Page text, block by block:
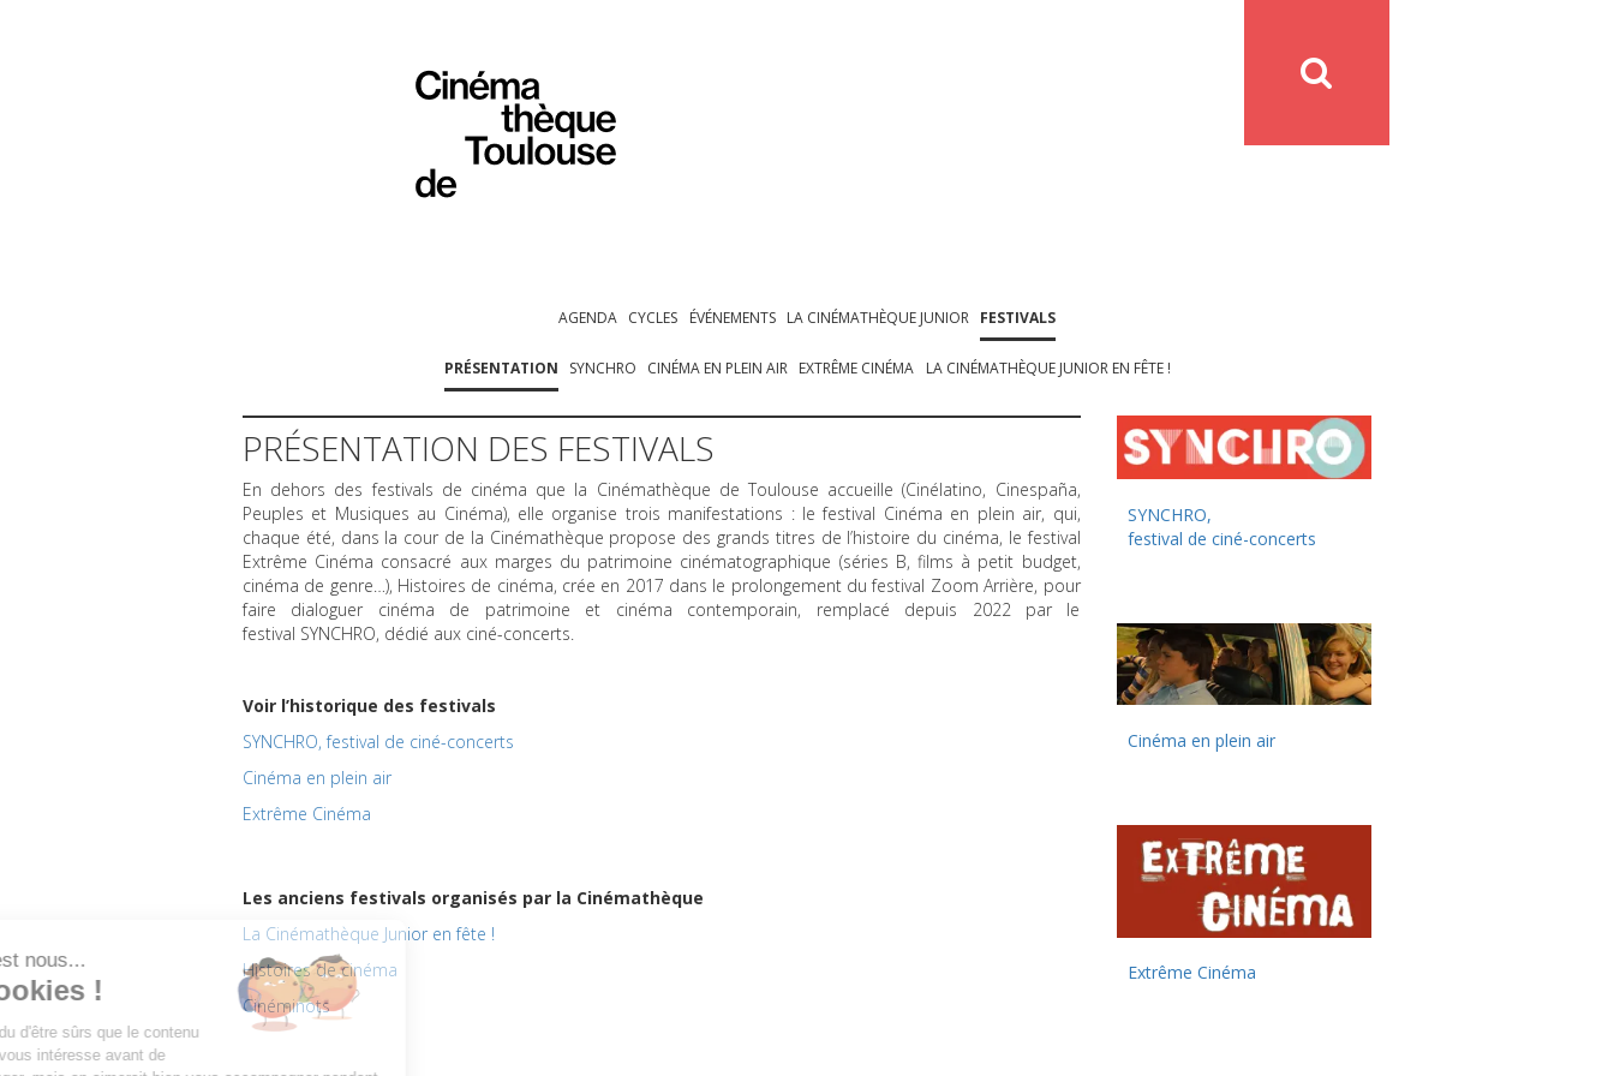
AGENDA CYCLES ÉVÉNEMENTS LA CINÉMATHÈQUE JUNIOR FESTIVALS
PRÉSENTATION SYNCHRO CINÉMA EN PLEIN AIR EXTRÊME CINÉMA LA CINÉMATHÈQUE JUNIOR EN FÊTE !
PRÉSENTATION DES FESTIVALS
En dehors des festivals de cinéma que la Cinémathèque de Toulouse accueille (Cinélatino, Cinespaña,
Peuples et Musiques au Cinéma), elle organise trois manifestations : le festival Cinéma en plein air, qui,
chaque été, dans la cour de la Cinémathèque propose des grands titres de l’histoire du cinéma, le festival
Extrême Cinéma consacré aux marges du patrimoine cinématographique (séries B, films à petit budget,
cinéma de genre…), Histoires de cinéma, crée en 2017 dans le prolongement du festival Zoom Arrière, pour
faire dialoguer cinéma de patrimoine et cinéma contemporain, remplacé depuis 2022 par le
festival SYNCHRO, dédié aux ciné-concerts.
Voir l’historique des festivals
SYNCHRO, festival de ciné-concerts
Cinéma en plein air
Extrême Cinéma
Les anciens festivals organisés par la Cinémathèque
La Cinémathèque Junior en fête !
Histoires de cinéma
Cinéminots
SYNCHRO,
festival de ciné-concerts
Cinéma en plein air
Extrême Cinéma